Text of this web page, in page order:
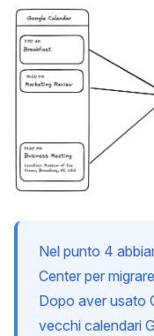
Nel punto 4
Center per
Dopo aver usato
vecchi calendari